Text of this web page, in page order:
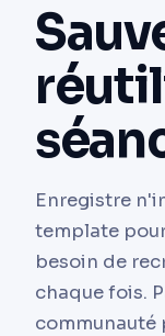
Enregistre
template
besoin de
chaque fois.
communauté